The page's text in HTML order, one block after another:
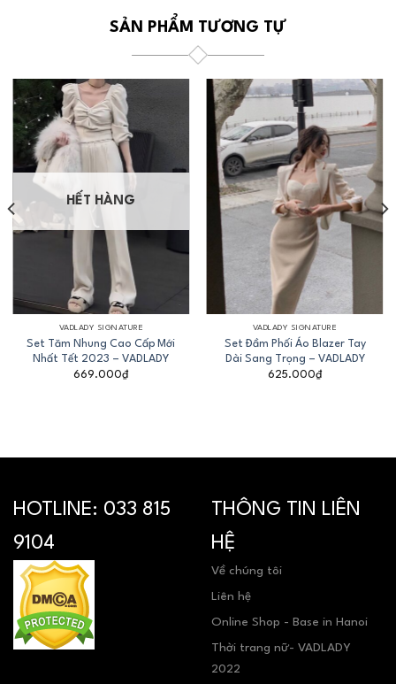
SẢN PHẨM TƯƠNG TỰ
HẾT HÀNG
VADLADY SIGNATURE
Set Tăm Nhung Cao Cấp Mới
Nhất Tết 2023 – VADLADY
669.000₫
VADLADY SIGNATURE
Set Đầm Phối Áo Blazer Tay
Dài Sang Trọng – VADLADY
625.000₫
HOTLINE: 033 815
9104
THÔNG TIN LIÊN
HỆ
Về chúng tôi
Liên hệ
Online Shop - Base in Hanoi
Thời trang nữ- VADLADY
2022